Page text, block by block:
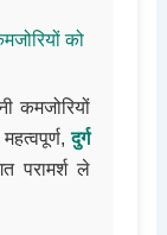
को
कमजोरियों
दुर्ग
परामर्श ले